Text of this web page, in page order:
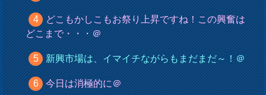
どこもかしこもお祭り上昇ですね！この興奮は
どこまで・・・＠
新興市場は、イマイチながらもまだまだ～！＠
今日は消極的に＠